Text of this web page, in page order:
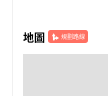
地圖 規劃路線